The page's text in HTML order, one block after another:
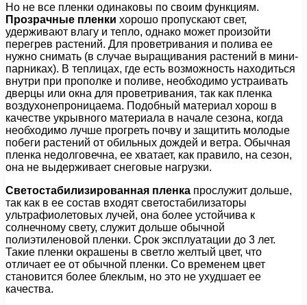
Но не все пленки одинаковы по своим функциям.
Прозрачные пленки хорошо пропускают свет,
удерживают влагу и тепло, однако может произойти
перегрев растений. Для проветривания и полива ее
нужно снимать (в случае выращивания растений в мини-
парниках). В теплицах, где есть возможность находиться
внутри при прополке и поливе, необходимо устраивать
дверцы или окна для проветривания, так как пленка
воздухонепроницаема. Подобный материал хорош в
качестве укрывного материала в начале сезона, когда
необходимо лучше прогреть почву и защитить молодые
побеги растений от обильных дождей и ветра. Обычная
пленка недолговечна, ее хватает, как правило, на сезон,
она не выдерживает снеговые нагрузки.
Светостабилизированная пленка прослужит дольше,
так как в ее состав входят светостабилизаторы
ультрафиолетовых лучей, она более устойчива к
солнечному свету, служит дольше обычной
полиэтиленовой пленки. Срок эксплуатации до 3 лет.
Такие пленки окрашены в светло желтый цвет, что
отличает ее от обычной пленки. Со временем цвет
становится более блеклым, но это не ухудшает ее
качества.